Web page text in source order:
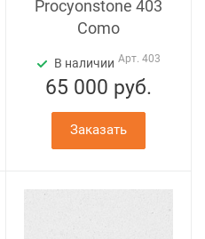
Procyonstone 403
Como
В наличии Арт. 403
65 000 руб.
Заказать